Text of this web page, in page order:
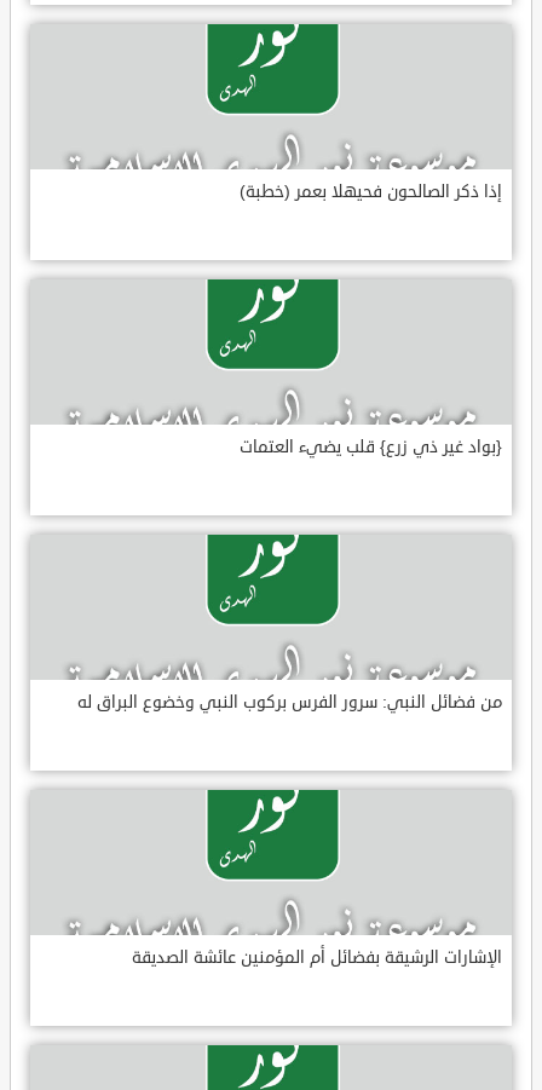
إذا ذكر الصالحون فحيهلا بعمر (خطبة)
{بواد غير ذي زرع} قلب يضيء العتمات
من فضائل النبي: سرور الفرس بركوب النبي وخضوع البراق له
الإشارات الرشيقة بفضائل أم المؤمنين عائشة الصديقة